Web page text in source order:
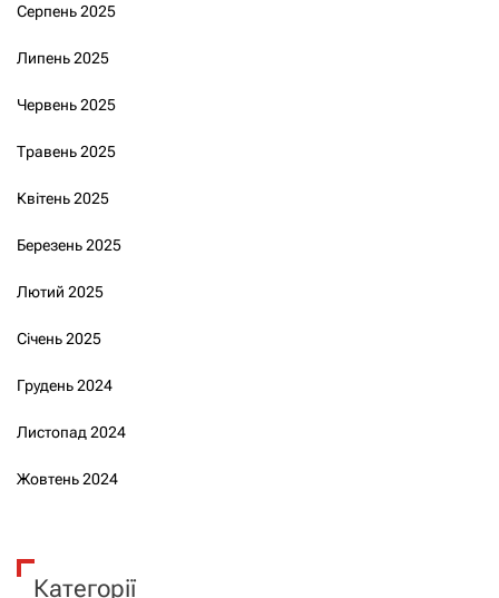
Серпень 2025
Липень 2025
Червень 2025
Травень 2025
Квітень 2025
Березень 2025
Лютий 2025
Січень 2025
Грудень 2024
Листопад 2024
Жовтень 2024
Категорії